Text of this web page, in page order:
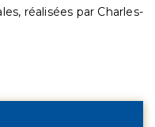
réalisées par Charles-